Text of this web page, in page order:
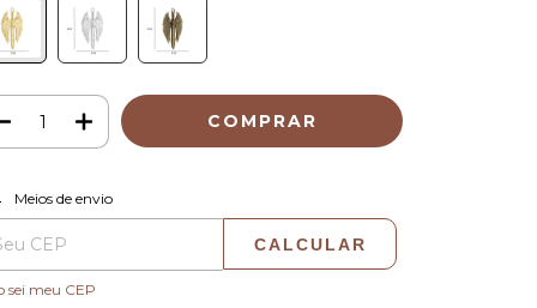
para o CEP:
Meios de envio
CALCULAR
sei meu CEP